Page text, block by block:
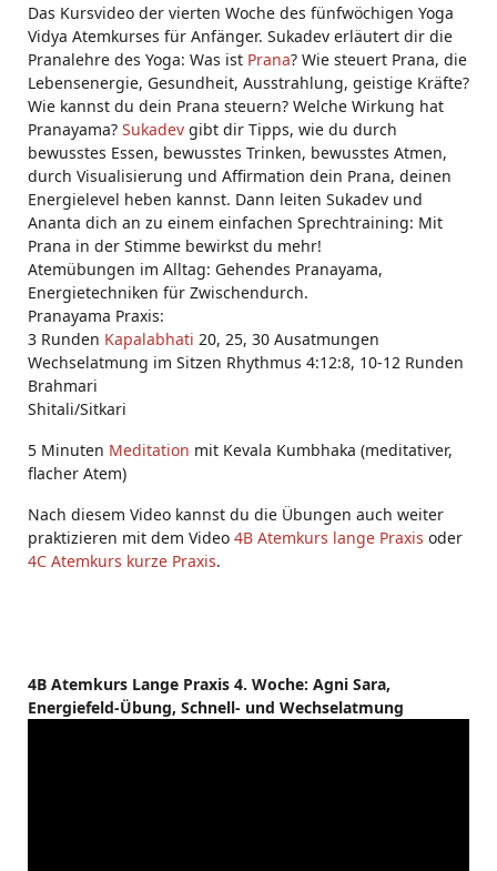
Das Kursvideo der vierten Woche des fünfwöchigen Yoga
Vidya Atemkurses für Anfänger. Sukadev erläutert dir die
Pranalehre des Yoga: Was ist Prana? Wie steuert Prana, die
Lebensenergie, Gesundheit, Ausstrahlung, geistige Kräfte?
Wie kannst du dein Prana steuern? Welche Wirkung hat
Pranayama? Sukadev gibt dir Tipps, wie du durch
bewusstes Essen, bewusstes Trinken, bewusstes Atmen,
durch Visualisierung und Affirmation dein Prana, deinen
Energielevel heben kannst. Dann leiten Sukadev und
Ananta dich an zu einem einfachen Sprechtraining: Mit
Prana in der Stimme bewirkst du mehr!
Atemübungen im Alltag: Gehendes Pranayama,
Energietechniken für Zwischendurch.
Pranayama Praxis:
3 Runden Kapalabhati 20, 25, 30 Ausatmungen
Wechselatmung im Sitzen Rhythmus 4:12:8, 10-12 Runden
Brahmari
Shitali/Sitkari
5 Minuten Meditation mit Kevala Kumbhaka (meditativer,
flacher Atem)
Nach diesem Video kannst du die Übungen auch weiter
praktizieren mit dem Video 4B Atemkurs lange Praxis oder
4C Atemkurs kurze Praxis.
4B Atemkurs Lange Praxis 4. Woche: Agni Sara,
Energiefeld-Übung, Schnell- und Wechselatmung